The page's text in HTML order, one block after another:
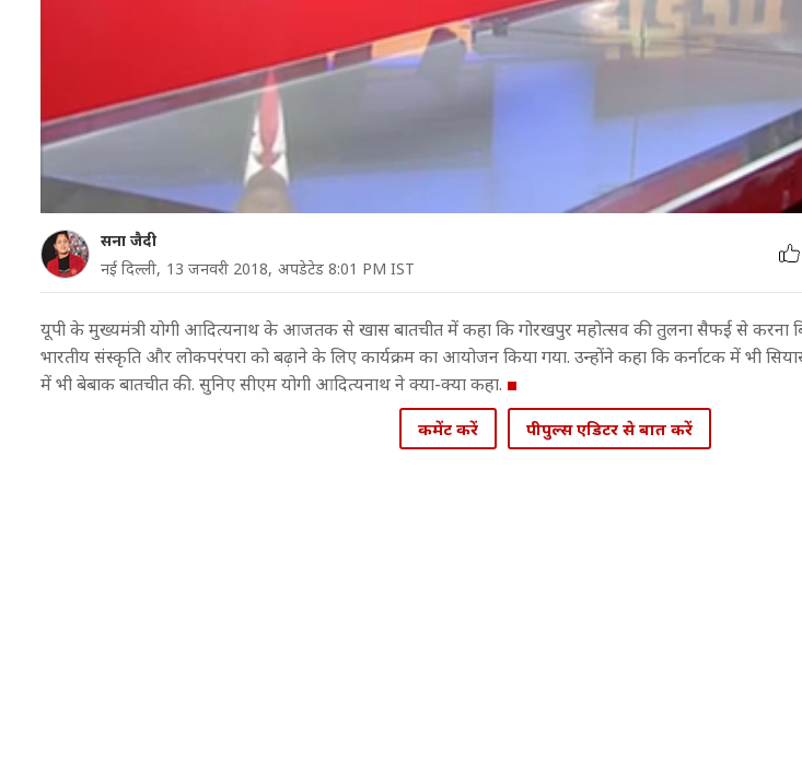
सना जैदी
नई दिल्ली, 13 जनवरी 2018, अपडेटेड 8:01 PM IST
यूपी के मुख्यमंत्री योगी आदित्यनाथ के आजतक से खास बातचीत में कहा कि गोरखपुर महोत्सव की तुलना सैफई से करना
भारतीय संस्कृति और लोकपरंपरा को बढ़ाने के लिए कार्यक्रम का आयोजन किया गया. उन्होंने कहा कि कर्नाटक में भी
में भी बेबाक बातचीत की. सुनिए सीएम योगी आदित्यनाथ ने क्या-क्या कहा.
कमेंट करें पीपुल्स एडिटर से बात करें